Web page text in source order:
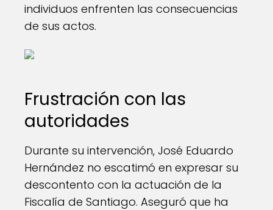
individuos enfrenten las consecuencias
de sus actos.
Frustración con las
autoridades
Durante su intervención, José Eduardo
Hernández no escatimó en expresar su
descontento con la actuación de la
Fiscalía de Santiago. Aseguró que ha